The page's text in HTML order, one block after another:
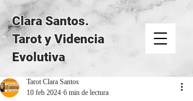
Clara Santos.
Tarot y Videncia
Evolutiva
Tarot Clara Santos
10 feb 20246 min de lectura